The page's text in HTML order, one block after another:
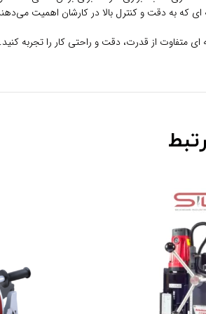
ای که به دقت و کنترل بالا در کارشان اهمیت